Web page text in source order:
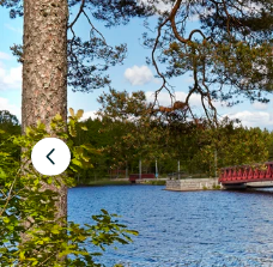
Föregående
bild